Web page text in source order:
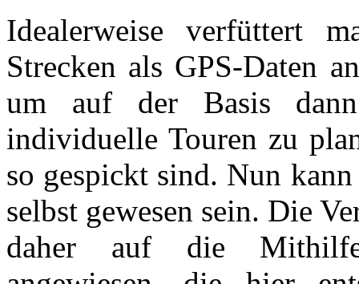
Idealerweise verfüttert
Strecken als GPS-Daten
um auf der Basis
individuelle Touren zu
so gespickt sind. Nun
selbst gewesen sein. Die
daher auf die